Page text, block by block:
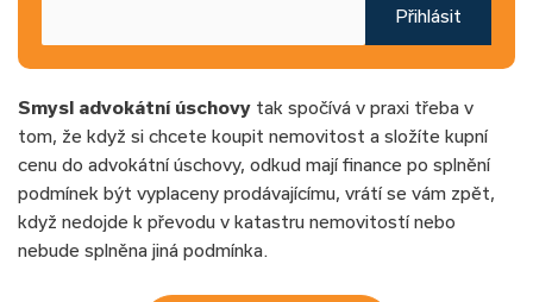
Přihlásit
Smysl advokátní úschovy tak spočívá v praxi třeba v
tom, že když si chcete koupit nemovitost a složíte kupní
cenu do advokátní úschovy, odkud mají finance po splnění
podmínek být vyplaceny prodávajícímu, vrátí se vám zpět,
když nedojde k převodu v katastru nemovitostí nebo
nebude splněna jiná podmínka.